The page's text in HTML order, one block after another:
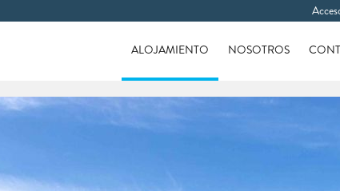
ALOJAMIENTO NOSOTROS